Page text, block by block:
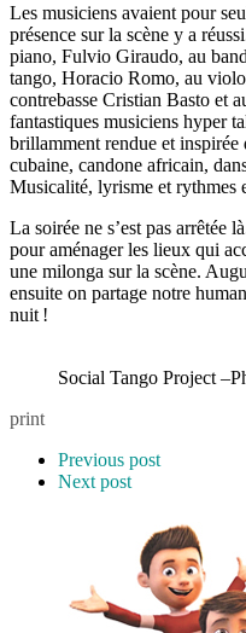
Les musiciens avaient pour
présence sur la scène y a
piano, Fulvio Giraudo, au
tango, Horacio Romo, au
contrebasse Cristian Basto et
fantastiques musiciens hyper
brillamment rendue et inspirée
cubaine, candone africain,
Musicalité, lyrisme et rythmes
La soirée ne s’est pas arrêtée
pour aménager les lieux qui
une milonga sur la scène.
ensuite on partage notre
nuit !
Social Tango Project
print
Previous post
Next post